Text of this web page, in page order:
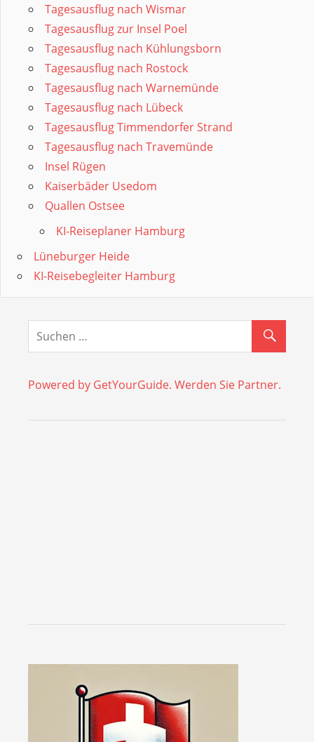
Tagesausflug nach Wismar
Tagesausflug zur Insel Poel
Tagesausflug nach Kühlungsborn
Tagesausflug nach Rostock
Tagesausflug nach Warnemünde
Tagesausflug nach Lübeck
Tagesausflug Timmendorfer Strand
Tagesausflug nach Travemünde
Insel Rügen
Kaiserbäder Usedom
Quallen Ostsee
KI-Reiseplaner Hamburg
Lüneburger Heide
KI-Reisebegleiter Hamburg
Powered by GetYourGuide. Werden Sie Partner.